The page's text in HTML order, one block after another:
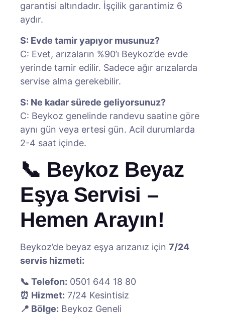
garantisi altındadır. İşçilik garantimiz 6
aydır.
S: Evde tamir yapıyor musunuz?
C: Evet, arızaların %90’ı Beykoz’de evde
yerinde tamir edilir. Sadece ağır arızalarda
servise alma gerekebilir.
S: Ne kadar sürede geliyorsunuz?
C: Beykoz genelinde randevu saatine göre
aynı gün veya ertesi gün. Acil durumlarda
2-4 saat içinde.
📞 Beykoz Beyaz
Eşya Servisi –
Hemen Arayın!
Beykoz’de beyaz eşya arızanız için 7/24
servis hizmeti:
📞 Telefon: 0501 644 18 80
⏰ Hizmet: 7/24 Kesintisiz
📍 Bölge: Beykoz Geneli